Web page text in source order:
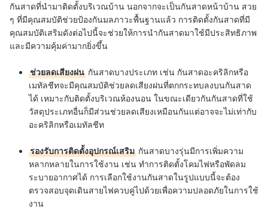
กันสาดที่นำมาติดตั้งบริเวณบ้าน นอกจากจะเป็นกันสาดหน้าบ้าน สวย
ๆ ที่มีคุณสมบัติช่วยป้องกันมลภาวะพื้นฐานแล้ว การติดตั้งกันสาดที่มี
คุณสมบัติเสริมดังต่อไปนี้จะช่วยให้การนำกันสาดมาใช้มีประสิทธิภาพ
และมีความคุ้มค่ามากยิ่งขึ้น
ช่วยลดเสียงฝน กันสาดบางประเภท เช่น กันสาดอะคริลิกหรือ
เมทัลชีทจะมีคุณสมบัติช่วยลดเสียงฝนที่ตกกระทบลงบนกันสาด
ได้ เหมาะกับติดตั้งบริเวณห้องนอน ในขณะเดียวกันกันสาดที่ใช้
วัสดุประเภทอื่นก็มีส่วนช่วยลดเสียงเหมือนกันแต่อาจจะไม่เท่ากับ
อะคริลิกหรือเมทัลชีท
รองรับการติดตั้งอุปกรณ์เสริม กันสาดบางรุ่นมีการเพิ่มความ
หลากหลายในการใช้งาน เช่น ทำการติดตั้งโคมไฟหรือพัดลม
ระบายอากาศได้ การเลือกใช้งานกันสาดในรูปแบบนี้จะต้อง
ตรวจสอบจุดเดินสายไฟควบคู่ไปด้วยเพื่อความปลอดภัยในการใช้
งาน